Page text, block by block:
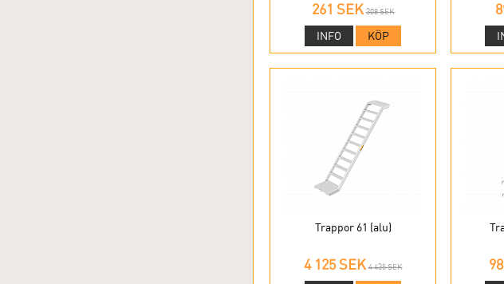
261 SEK 308 SEK
INFO KÖP
Trappor 61 (alu)
4 125 SEK 4 435 SEK